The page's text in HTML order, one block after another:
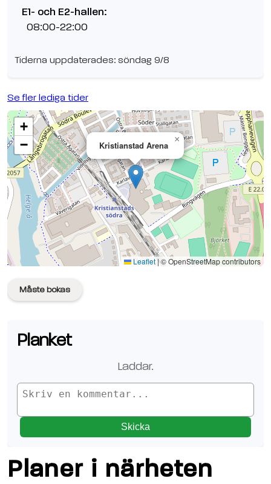
E1- och E2-hallen:
08:00-22:00
Tiderna uppdaterades: söndag 9/8
Se fler lediga tider
Kristianstad Arena
×
+
−
Leaflet|© OpenStreetMap contributors
Se planen på Google Maps
Måste bokas
Planket
Laddar.
Skicka
Planer i närheten